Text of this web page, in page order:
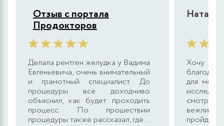
Отзыв с портала
Продокторов
Делала рентген желудка у Вадима
Евгеньевича, очень внимательный
и грамотный специалист. До
процедуры всё доходчиво
объяснил, как будет проходить
процесс. По прошествии
процедуры также рассказал, где...
Наталья
Хочу
для меня
вежлив
пройдёт